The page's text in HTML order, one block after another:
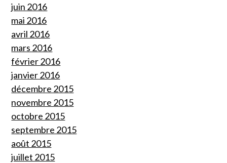
juin 2016
mai 2016
avril 2016
mars 2016
février 2016
janvier 2016
décembre 2015
novembre 2015
octobre 2015
septembre 2015
août 2015
juillet 2015